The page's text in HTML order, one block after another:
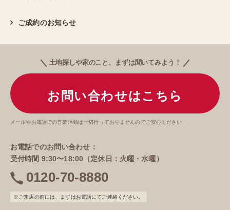
ご成約のお知らせ
土地探しや家のこと、まずは聞いてみよう！
お問い合わせはこちら
メールやお電話での営業活動は一切行っておりませんのでご安心ください
お電話でのお問い合わせ：
受付時間 9:30〜18:00（定休日：火曜・水曜）
電
話
0120-70-8880
※ご来店の前には、まずはお電話にてご連絡ください。